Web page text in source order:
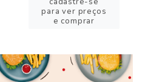
para ver preços
e comprar